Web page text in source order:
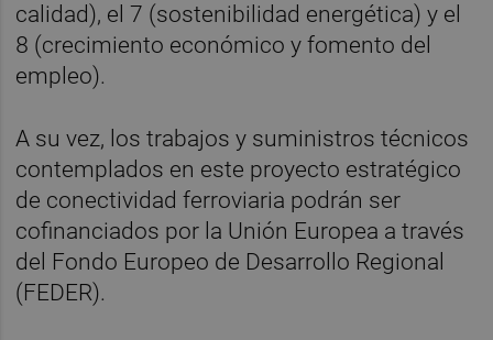
calidad), el 7 (sostenibilidad energética) y el
8 (crecimiento económico y fomento del
empleo).
A su vez, los trabajos y suministros técnicos
contemplados en este proyecto estratégico
de conectividad ferroviaria podrán ser
cofinanciados por la Unión Europea a través
del Fondo Europeo de Desarrollo Regional
(FEDER).